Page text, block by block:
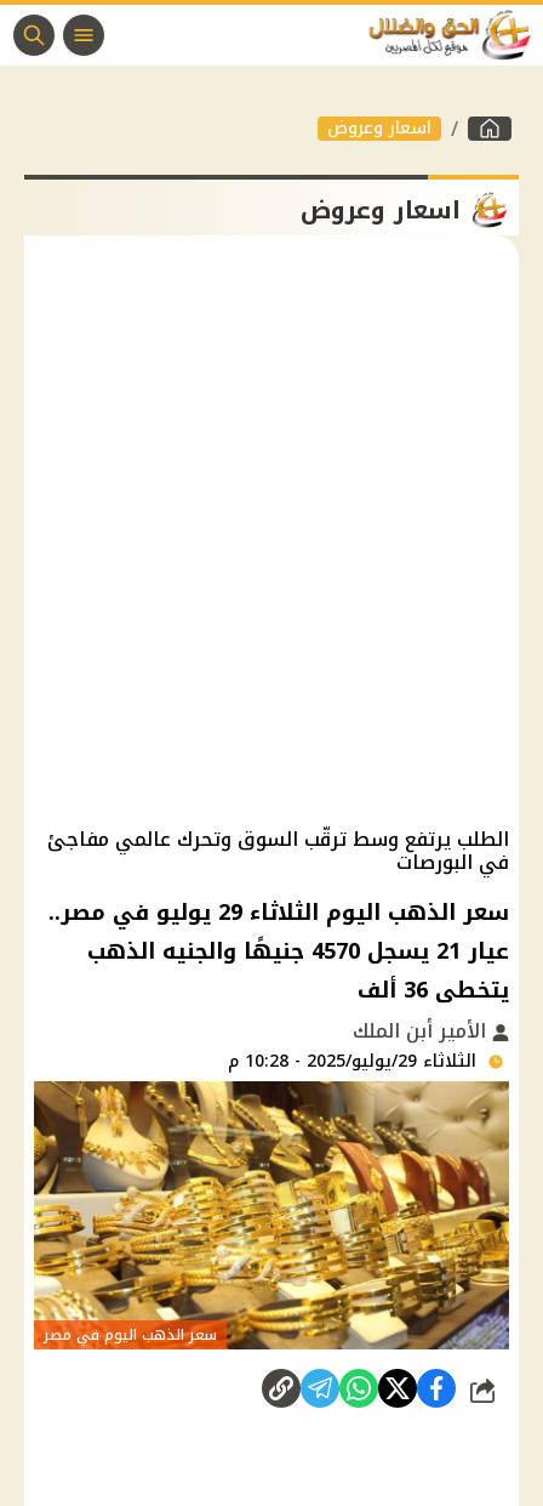
اسعار وعروض
اسعار وعروض
الطلب يرتفع وسط ترقّب السوق وتحرك عالمي مفاجئ
في البورصات
سعر الذهب اليوم الثلاثاء 29 يوليو في مصر..
عيار 21 يسجل 4570 جنيهًا والجنيه الذهب
يتخطى 36 ألف
الأمير أبن الملك
الثلاثاء 29/يوليو/2025 - 10:28 م
سعر الذهب اليوم في مصر
شارك